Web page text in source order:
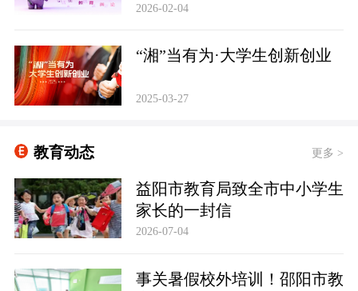
2026-02-04
“湘”当有为·大学生创新创业
2025-03-27
教育动态 更多 >
益阳市教育局致全市中小学生
家长的一封信
2026-07-04
事关暑假校外培训！邵阳市教